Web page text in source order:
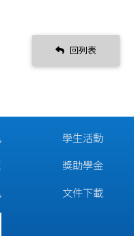
回列表
學生活動
獎助學金
文件下載